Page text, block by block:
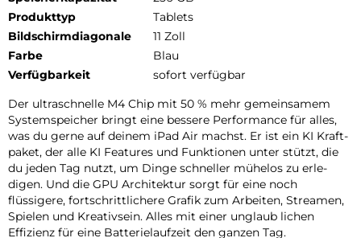
Produkttyp
Tablets
Bildschirmdiagonale
11 Zoll
Farbe
Blau
Verfügbarkeit
sofort verfügbar
Der ultra­schnelle M4 Chip mit 50 % mehr gemein­samem
Systemspeicher bringt eine bessere Per­for­mance für alles,
was du gerne auf deinem iPad Air machst. Er ist ein KI Kraft­
paket, der alle KI Features und Funk­tionen unter stützt, die
du jeden Tag nutzt, um Dinge schneller mühelos zu erle­
digen. Und die GPU Archi­tektur sorgt für eine noch
flüssigere, fort­schritt­lichere Grafik zum Arbeiten, Streamen,
Spielen und Kreativ­sein. Alles mit einer unglaub lichen
Effizienz für eine Batterie­laufzeit den ganzen Tag.